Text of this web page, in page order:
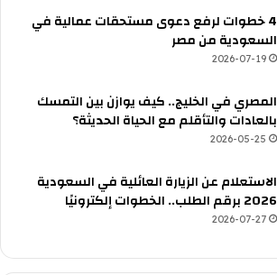
4 خطوات لرفع دعوى مستحقات عمالية في
السعودية من مصر
2026-07-19
المصري في الخليج.. كيف يوازن بين التمسك
بالعادات والتأقلم مع الحياة الحديثة؟
2026-05-25
الاستعلام عن الزيارة العائلية في السعودية
2026 برقم الطلب.. الخطوات إلكترونيًا
2026-07-27